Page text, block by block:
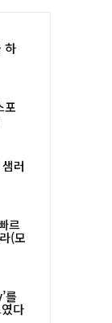
하
포
러
르
(모
를
다